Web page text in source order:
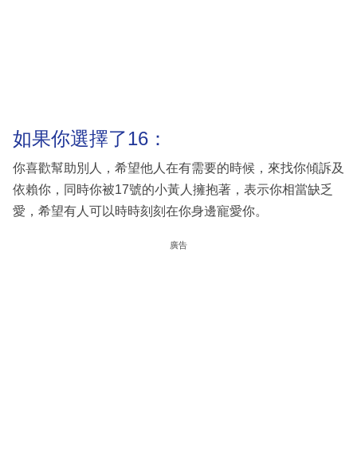
如果你選擇了16：
你喜歡幫助別人，希望他人在有需要的時候，來找你傾訴及
依賴你，同時你被17號的小黃人擁抱著，表示你相當缺乏
愛，希望有人可以時時刻刻在你身邊寵愛你。
廣告